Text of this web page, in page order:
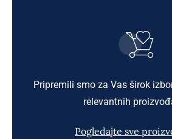
Pripremili smo za Vas širok
relevantnih
Pogledajte sve